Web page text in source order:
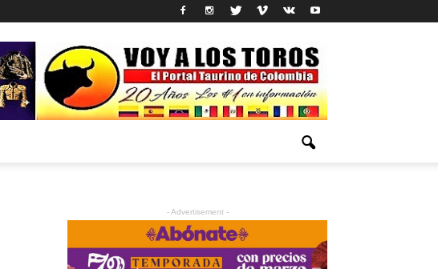
- Advertisement -